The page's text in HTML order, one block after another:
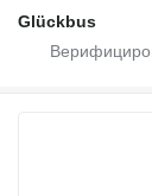
Glückbus